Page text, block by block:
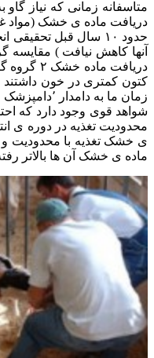
دریافت ماده ی خشک (مواد
کتون کمتری در خون داشتند
زمان ما به دامدار ٬دامپزشک و متخصص تغذیه ارسال می کردیم .
شواهد قوی وجود دارد که
ماده ی خشک آن ها بالاتر